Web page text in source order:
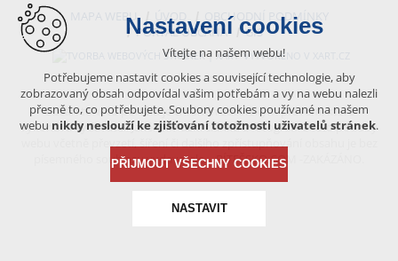
MAPA WEBU
ÚVOD
OBCHODNÍ PODMÍNKY
PORTÁL OBČANA
GIS
VYTVOŘENO V XART.CZ
Obsah tohoto portálu je chráněn autorským právem, které
vykonává vydavatel. Jakékoliv užití článků a fotografií z této podoby
písemného souhlasu vydavatele – BÍTEŠSKO.COM -ZAKÁZÁNO.
Nastavení cookies
Vítejte na našem webu!
Potřebujeme nastavit cookies a související technologie, aby
zobrazovaný obsah odpovídal vašim potřebám a vy na webu nalezli
přesně to, co potřebujete. Soubory cookies používané na našem
webu nikdy neslouží ke zjišťování totožnosti uživatelů stránek.
PŘIJMOUT VŠECHNY COOKIES
NASTAVIT